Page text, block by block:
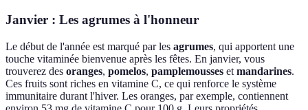
Janvier : Les agrumes à l'honneur
Le début de l'année est marqué par les agrumes, qui apportent une
touche vitaminée bienvenue après les fêtes. En janvier, vous
trouverez des oranges, pomelos, pamplemousses et mandarines.
Ces fruits sont riches en vitamine C, ce qui renforce le système
immunitaire durant l'hiver. Les oranges, par exemple, contiennent